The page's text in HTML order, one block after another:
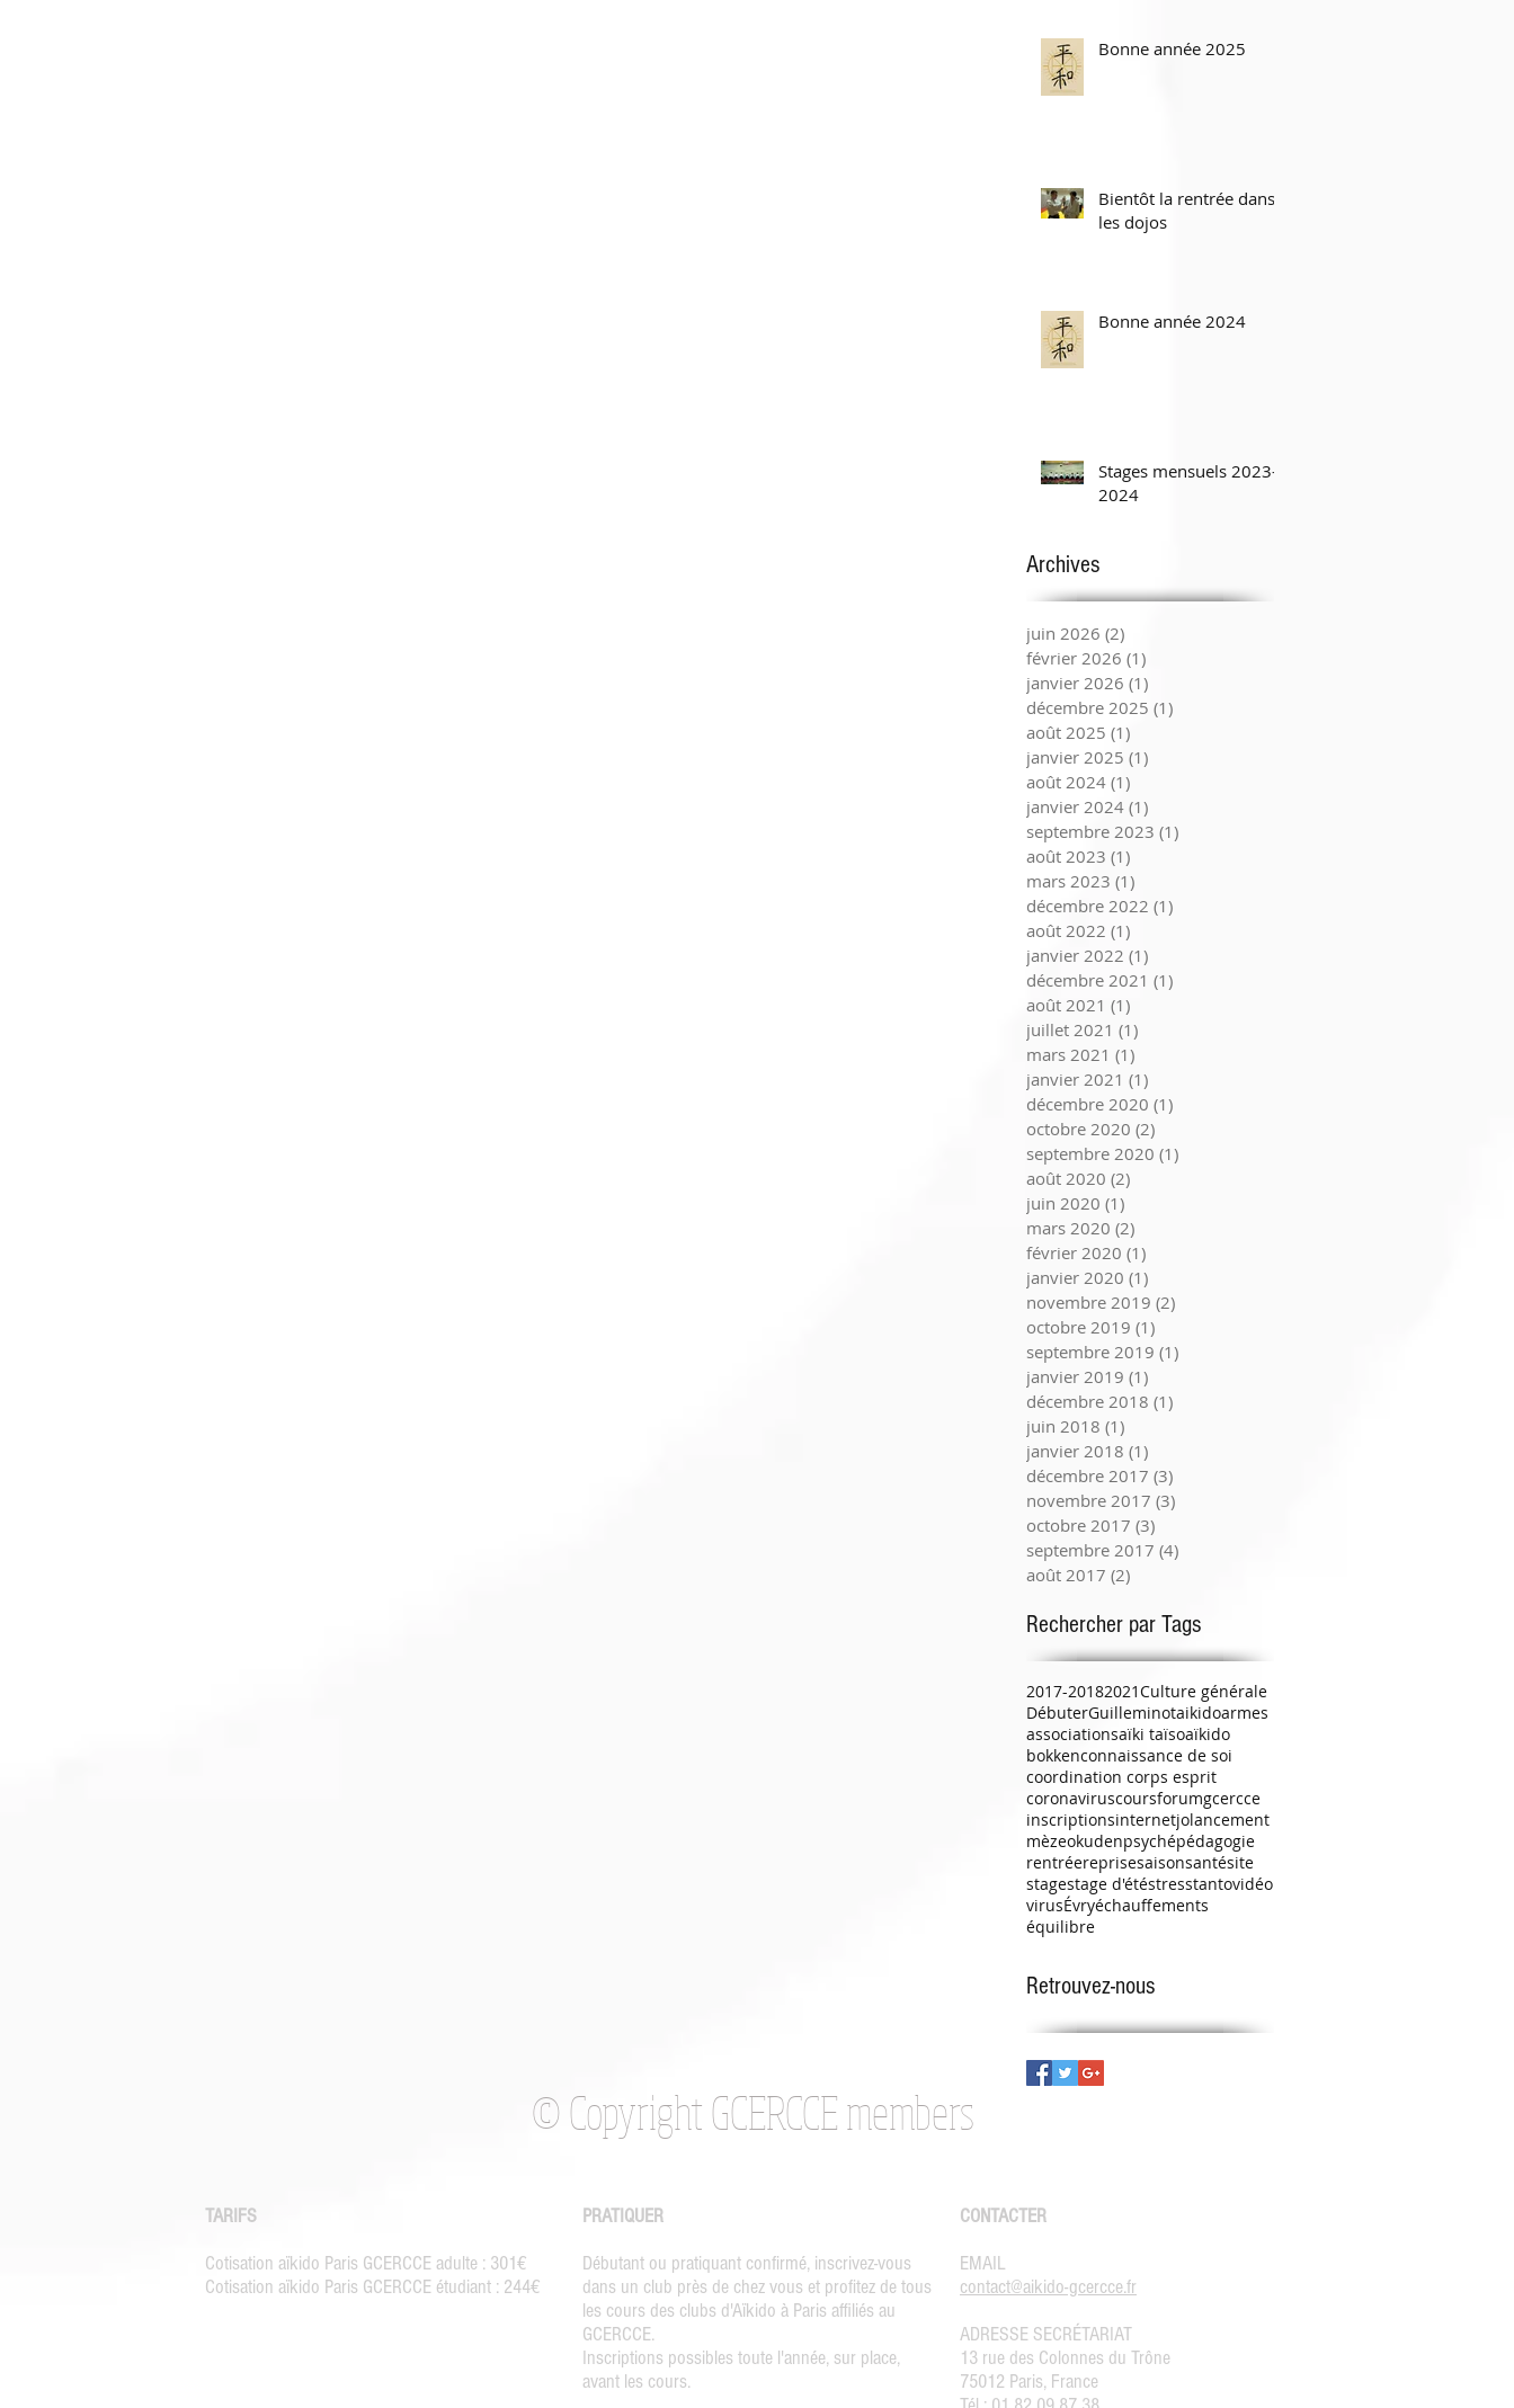
Bonne année 2025
Bientôt la rentrée dans
les dojos
Bonne année 2024
Stages mensuels 2023-
2024
Archives
juin 2026 (2)
février 2026 (1)
janvier 2026 (1)
décembre 2025 (1)
août 2025 (1)
janvier 2025 (1)
août 2024 (1)
janvier 2024 (1)
septembre 2023 (1)
août 2023 (1)
mars 2023 (1)
décembre 2022 (1)
août 2022 (1)
janvier 2022 (1)
décembre 2021 (1)
août 2021 (1)
juillet 2021 (1)
mars 2021 (1)
janvier 2021 (1)
décembre 2020 (1)
octobre 2020 (2)
septembre 2020 (1)
août 2020 (2)
juin 2020 (1)
mars 2020 (2)
février 2020 (1)
janvier 2020 (1)
novembre 2019 (2)
octobre 2019 (1)
septembre 2019 (1)
janvier 2019 (1)
décembre 2018 (1)
juin 2018 (1)
janvier 2018 (1)
décembre 2017 (3)
novembre 2017 (3)
octobre 2017 (3)
septembre 2017 (4)
août 2017 (2)
Rechercher par Tags
2017-20182021Culture générale
DébuterGuilleminotaikidoarmes
associationsaïki taïsoaïkido
bokkenconnaissance de soi
coordination corps esprit
coronaviruscoursforumgcercce
inscriptionsinternetjolancement
mèzeokudenpsychépédagogie
rentréereprisesaisonsantésite
stagestage d'étéstresstantovidéo
virusÉvryéchauffements
équilibre
Retrouvez-nous
© Copyright GCERCCE members
TARIFS
Cotisation aïkido Paris GCERCCE adulte : 301€
Cotisation aïkido Paris GCERCCE étudiant : 244€
PRATIQUER
Débutant ou pratiquant confirmé, inscrivez-vous
dans un club près de chez vous et profitez de tous
les cours des clubs d'Aïkido à Paris affiliés au
GCERCCE.
Inscriptions possibles toute l'année, sur place,
avant les cours.
CONTACTER
EMAIL
contact@aikido-gcercce.fr
ADRESSE SECRÉTARIAT
13 rue des Colonnes du Trône
75012 Paris, France